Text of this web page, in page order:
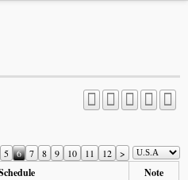
5 6 7 8 9 10 11 12 >
Note